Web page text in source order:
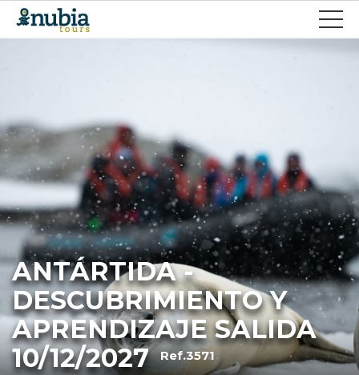
ANTÁRTIDA -
DESCUBRIMIENTO Y
APRENDIZAJE SALIDA
10/12/2027 Ref.3571